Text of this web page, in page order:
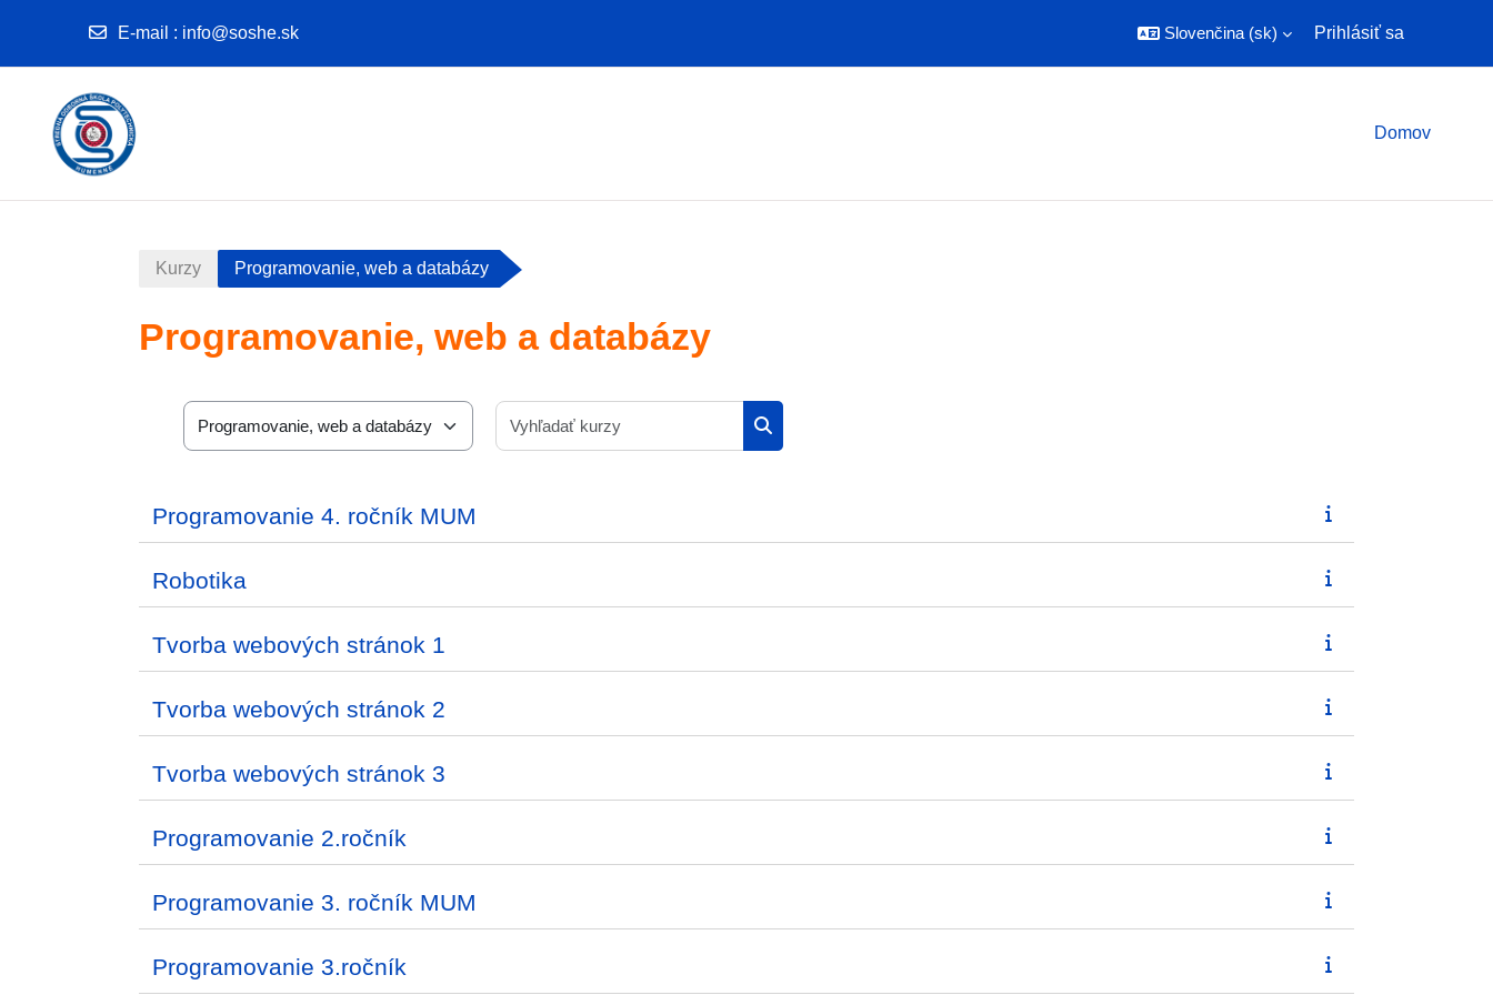
E-mail : info@soshe.sk Slovenčina ‎(sk)‎ Prihlásiť sa
Domov
Kurzy Programovanie, web a databázy
Programovanie, web a databázy
Kategórie kurzov
Vyhľadať kurzy
Programovanie 4. ročník MUM
Robotika
Tvorba webových stránok 1
Tvorba webových stránok 2
Tvorba webových stránok 3
Programovanie 2.ročník
Programovanie 3. ročník MUM
Programovanie 3.ročník